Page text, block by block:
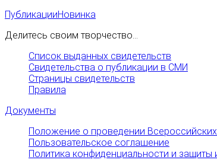
ПубликацииНовинка
Делитесь своим творчество...
Список выданных свидетельств
Свидетельства о публикации в СМИ
Страницы свидетельств
Правила
Документы
Положение о проведении
Пользовательское соглашение
Политика конфиденциальности и